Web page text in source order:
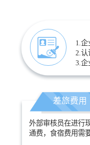
1.企
2.认
3.企
差旅费用
外部审核员在进行
通费，食宿费用需